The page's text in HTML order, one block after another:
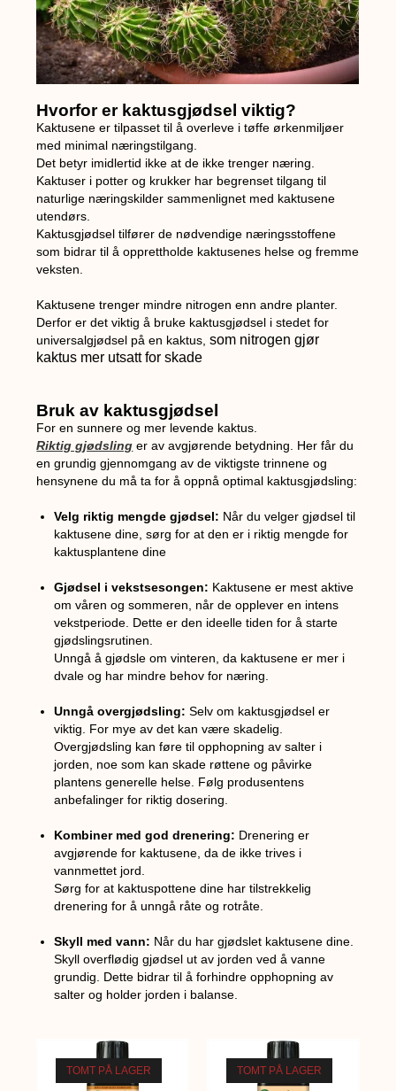
Hvorfor er kaktusgjødsel viktig?
Kaktusene er tilpasset til å overleve i tøffe ørkenmiljøer
med minimal næringstilgang.
Det betyr imidlertid ikke at de ikke trenger næring.
Kaktuser i potter og krukker har begrenset tilgang til
naturlige næringskilder sammenlignet med kaktusene
utendørs.
Kaktusgjødsel tilfører de nødvendige næringsstoffene
som bidrar til å opprettholde kaktusenes helse og fremme
veksten.
Kaktusene trenger mindre nitrogen enn andre planter.
Derfor er det viktig å bruke kaktusgjødsel i stedet for
universalgjødsel på en kaktus,som nitrogen gjør
kaktus mer utsatt for skade
Bruk av kaktusgjødsel
For en sunnere og mer levende kaktus.
Riktig gjødsling er av avgjørende betydning. Her får du
en grundig gjennomgang av de viktigste trinnene og
hensynene du må ta for å oppnå optimal kaktusgjødsling:
Velg riktig mengde gjødsel: Når du velger gjødsel til
kaktusene dine, sørg for at den er i riktig mengde for
kaktusplantene dine
Gjødsel i vekstsesongen: Kaktusene er mest aktive
om våren og sommeren, når de opplever en intens
vekstperiode. Dette er den ideelle tiden for å starte
gjødslingsrutinen.
Unngå å gjødsle om vinteren, da kaktusene er mer i
dvale og har mindre behov for næring.
Unngå overgjødsling: Selv om kaktusgjødsel er
viktig. For mye av det kan være skadelig.
Overgjødsling kan føre til opphopning av salter i
jorden, noe som kan skade røttene og påvirke
plantens generelle helse. Følg produsentens
anbefalinger for riktig dosering.
Kombiner med god drenering: Drenering er
avgjørende for kaktusene, da de ikke trives i
vannmettet jord.
Sørg for at kaktuspottene dine har tilstrekkelig
drenering for å unngå råte og rotråte.
Skyll med vann: Når du har gjødslet kaktusene dine.
Skyll overflødig gjødsel ut av jorden ved å vanne
grundig. Dette bidrar til å forhindre opphopning av
salter og holder jorden i balanse.
TOMT PÅ LAGER TOMT PÅ LAGER